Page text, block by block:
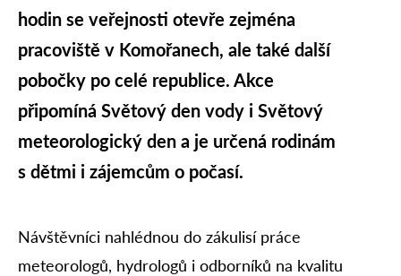
hodin se veřejnosti otevře zejména
pracoviště v Komořanech, ale také další
pobočky po celé republice. Akce
připomíná Světový den vody i Světový
meteorologický den a je určená rodinám
s dětmi i zájemcům o počasí.
Návštěvníci nahlédnou do zákulisí práce
meteorologů, hydrologů i odborníků na kvalitu